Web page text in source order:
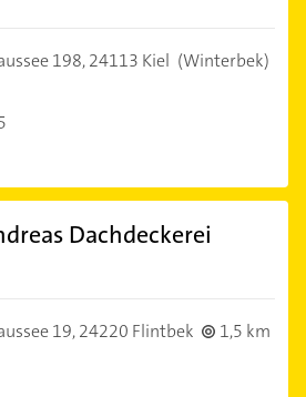
198,24113 Kiel (Winterbek)
Dachdeckerei
19,24220 Flintbek
1,5 km